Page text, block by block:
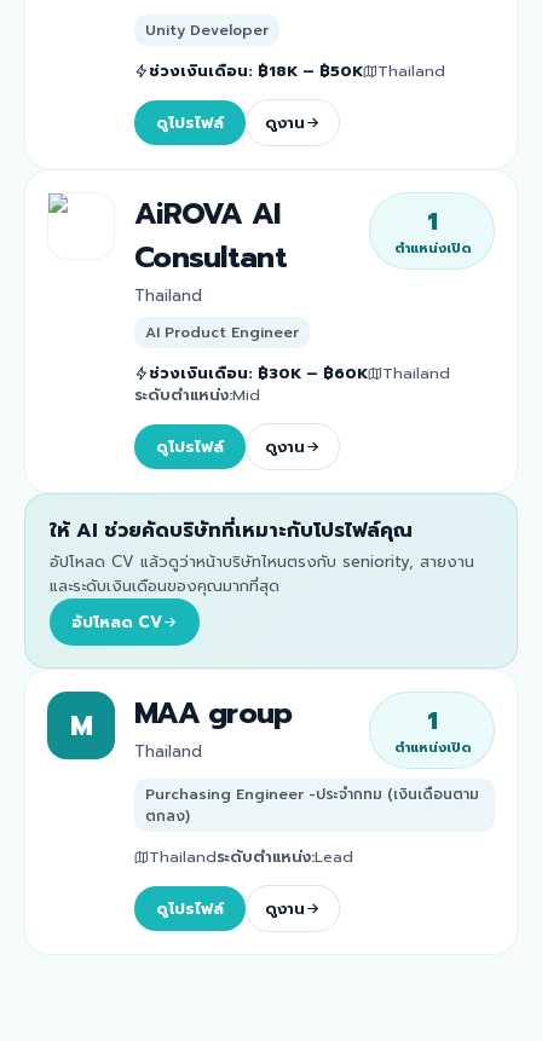
Unity Developer
ช่วงเงินเดือน: ฿18K – ฿50K Thailand
ดูโปรไฟล์ ดูงาน
AiROVA AI
Consultant
Thailand
1
ตำแหน่งเปิด
AI Product Engineer
ช่วงเงินเดือน: ฿30K – ฿60K
Thailand
ระดับตำแหน่ง:Mid
ดูโปรไฟล์ ดูงาน
ให้ AI ช่วยคัดบริษัทที่เหมาะกับโปรไฟล์คุณ
อัปโหลด CV แล้วดูว่าหน้าบริษัทไหนตรงกับ seniority, สายงาน
และระดับเงินเดือนของคุณมากที่สุด
อัปโหลด CV
M MAA group
Thailand
1
ตำแหน่งเปิด
Purchasing Engineer -ประจำกทม (เงินเดือนตาม
ตกลง)
Thailandระดับตำแหน่ง:Lead
ดูโปรไฟล์ ดูงาน